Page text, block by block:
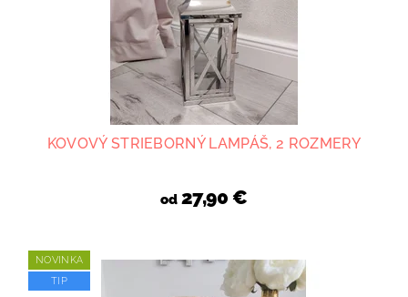
KOVOVÝ STRIEBORNÝ LAMPÁŠ, 2 ROZMERY
od27,90 €
NOVINKA
TIP